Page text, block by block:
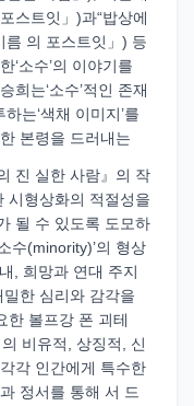
스트잇」)과“밥상에
름 의 포스트잇」) 등
‘소수’의 이야기를
희는‘소수’적인 존재
는‘색채 이미지’를
본령을 드러내는
진 실한 사람』의 작
시형상화의 적절성을
될 수 있도록 도모하
수(minority)’의 형상
, 희망과 연대 주지
한 심리와 감각을
한 볼프강 폰 괴테
비유적, 상징적, 신
각 인간에게 특수한
정서를 통해 서 드